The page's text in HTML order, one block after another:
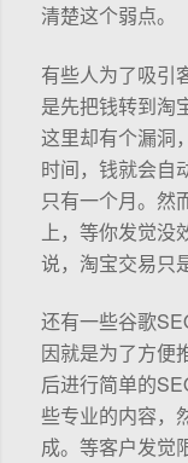
清楚这个弱点。
有些人为了吸引
是先把钱转到淘
这里却有个漏洞
时间，钱就会自
只有一个月。然
上，等你发觉没
说，淘宝交易只
还有一些谷歌
因就是为了方便
后进行简单的
些专业的内容，
成。等客户发觉